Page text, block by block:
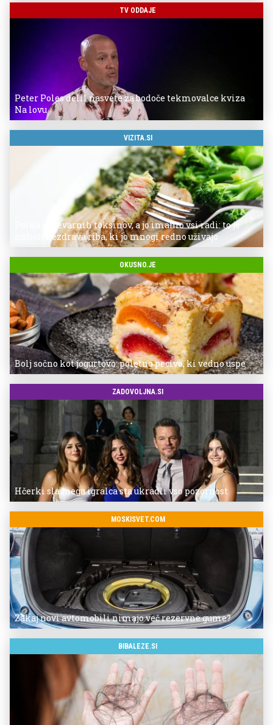
TV ODDAJE
Peter Poles delil nasvete za bodoče tekmovalce kviza
Na lovu
VIZITA.SI
Polna je nevarnih toksinov, a jo imamo vsi radi: to je
najbolj nezdrava riba, ki jo mnogi redno uživajo
OKUSNO.JE
Bolj sočno kot jogurtovo: poletno pecivo, ki vedno uspe
ZADOVOLJNA.SI
Hčerki slavnega igralca sta ukradli vso pozornost
MOSKISVET.COM
Zakaj novi avtomobili nimajo več rezervne gume?
BIBALEZE.SI